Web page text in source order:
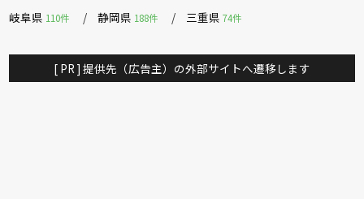
岐阜県 110件 静岡県 188件 三重県74件
[ PR ] 提供先（広告主）の外部サイトへ遷移します